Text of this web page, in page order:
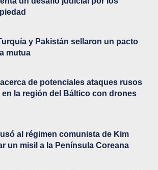
y Pakistán sellaron un pacto
mutua
de potenciales ataques rusos
en la región del Báltico con drones
al régimen comunista de Kim
un misil a la Península Coreana